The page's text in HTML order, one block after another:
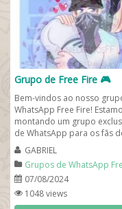
Grupo de Free Fire 🎮
Bem-vindos ao nosso
WhatsApp Free Fire!
montando um grupo
de WhatsApp para os fãs
Free Fire e gostaríamos
que você...
GABRIEL
Grupos de WhatsApp
Fire
07/08/2024
1048 views